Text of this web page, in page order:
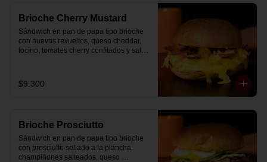
Brioche Cherry Mustard
Sándwich en pan de papa tipo brioche
con huevos revueltos, queso cheddar,
tocino, tomates cherry confitados y salsa
$9.300
Brioche Prosciutto
Sándwich en pan de papa tipo brioche
con prosciutto sellado a la plancha,
champiñones salteados, queso